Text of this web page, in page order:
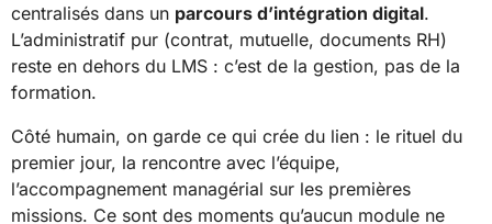
centralisés dans un parcours d’intégration digital.
L’administratif pur (contrat, mutuelle, documents RH)
reste en dehors du LMS : c’est de la gestion, pas de la
formation.
Côté humain, on garde ce qui crée du lien : le rituel du
premier jour, la rencontre avec l’équipe,
l’accompagnement managérial sur les premières
missions. Ce sont des moments qu’aucun module ne